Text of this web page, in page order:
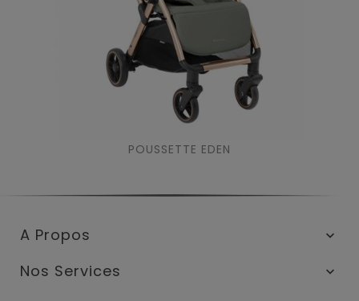
POUSSETTE EDEN
A Propos 
Nos Services 